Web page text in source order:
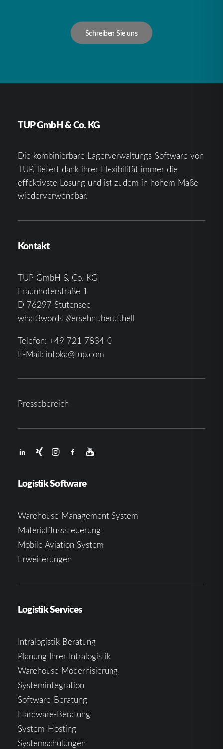
Schreiben Sie uns
TUP GmbH & Co. KG
Die kombinierbare Lagerverwaltungs-Software von
TUP, liefert dank ihrer Flexibilität immer die
effektivste Lösung und ist zudem in hohem Maße
wiederverwendbar.
Kontakt
TUP GmbH & Co. KG
Fraunhoferstraße 1
D 76297 Stutensee
what3words ///ersehnt.beruf.hell
Telefon: +49 721 7834-0
E-Mail: infoka@tup.com
Pressebereich
Logistik Software
Warehouse Management System
Materialflusssteuerung
Mobile Aviation System
Erweiterungen
Logistik Services
Intralogistik Beratung
Planung Ihrer Intralogistik
Warehouse Modernisierung
Systemintegration
Software-Beratung
Hardware-Beratung
System-Hosting
Systemschulungen